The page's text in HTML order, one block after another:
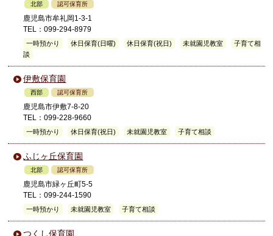
北部 認可保育所
鹿児島市牟礼岡1-3-1
TEL：099-294-8979
一時預かり 休日保育(日曜) 休日保育(祝日) 未就園児教室
子育て相
談
伊敷保育園
西部 認可保育所
鹿児島市伊敷7-8-20
TEL：099-228-9660
一時預かり 休日保育(祝日) 未就園児教室 子育て相談
ふじヶ丘保育園
北部 認可保育所
鹿児島市緑ヶ丘町5-5
TEL：099-244-1590
一時預かり 未就園児教室 子育て相談
つくし保育園